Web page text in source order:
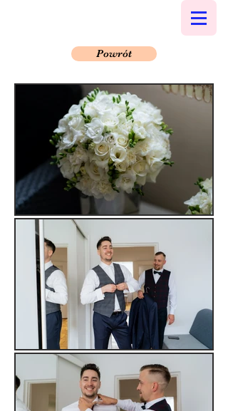
Powrót